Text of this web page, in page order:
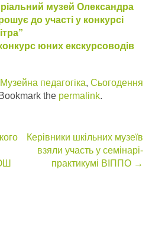
музей Олександра
до участі у конкурсі
юних екскурсоводів
Музейна педагогіка, Сьогодення
the permalink.
Керівники шкільних музеїв
взяли участь у семінарі-
практикумі ВІППО →